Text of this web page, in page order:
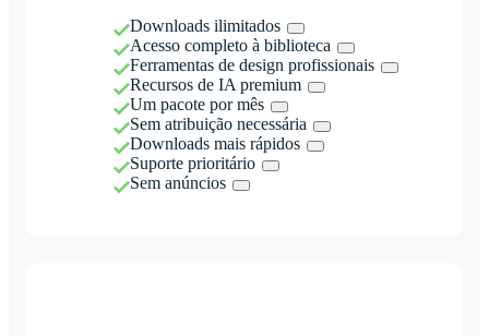
Downloads ilimitados
Acesso completo à biblioteca
Ferramentas de design profissionais
Recursos de IA premium
Um pacote por mês
Sem atribuição necessária
Downloads mais rápidos
Suporte prioritário
Sem anúncios